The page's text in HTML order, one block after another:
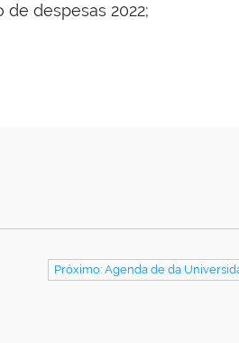
despesas 2022;
Próximo: Agenda de da